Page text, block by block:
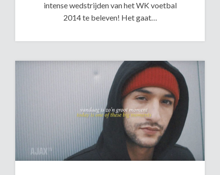
intense wedstrijden van het WK voetbal
2014 te beleven! Het gaat…